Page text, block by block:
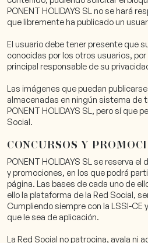
PONENT HOLIDAYS SL no se hará
que libremente ha publicado un
El usuario debe tener presente que
conocidas por los otros usuarios,
principal responsable de su
Las imágenes que puedan
almacenadas en ningún sistema de
PONENT HOLIDAYS SL, pero sí que
Social.
CONCURSOS Y
PONENT HOLIDAYS SL se reserva
y promociones, en los que podrá
página. Las bases de cada uno de
ello la plataforma de la Red Social,
Cumpliendo siempre con la LSSI-CE
que le sea de aplicación.
La Red Social no patrocina, avala ni